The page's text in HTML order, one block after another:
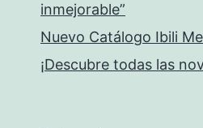
inmejorable”
Nuevo Catálogo Ibili
¡Descubre todas las